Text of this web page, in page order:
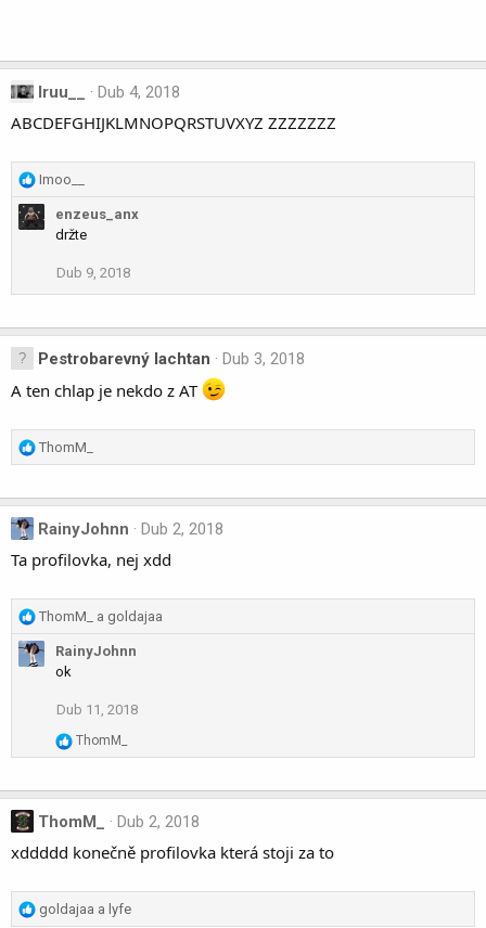
Iruu__ Dub 4, 2018
ABCDEFGHIJKLMNOPQRSTUVXYZ ZZZZZZZ
R
a
:
Imoo__
enzeus_anx
držte
Dub 9, 2018
Pestrobarevný lachtan Dub 3, 2018
A ten chlap je nekdo z AT
R
e
c
t
o
s
ThomM_
RainyJohnn Dub 2, 2018
Ta profilovka, nej xdd
R
a
n
:
ThomM_ a goldajaa
RainyJohnn
ok
Dub 11, 2018
R
e
c
t
o
s
:
ThomM_
ThomM_ Dub 2, 2018
xddddd konečně profilovka která stoji za to
R
goldajaa a lyfe